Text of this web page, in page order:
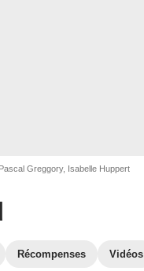
Greggory, Isabelle Huppert
Récompenses Vidéos